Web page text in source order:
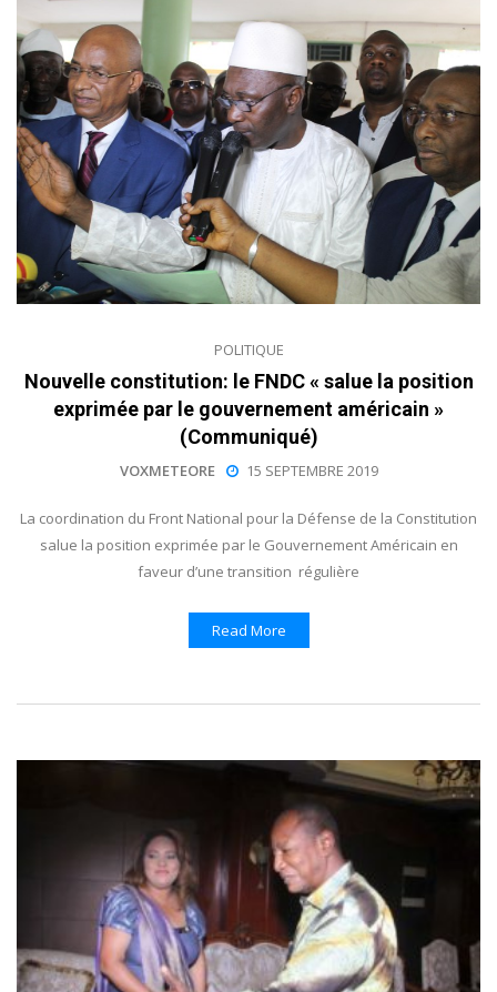
POLITIQUE
Nouvelle constitution: le FNDC « salue la position
exprimée par le gouvernement américain »
(Communiqué)
VOXMETEORE 15 SEPTEMBRE 2019
La coordination du Front National pour la Défense de la Constitution
salue la position exprimée par le Gouvernement Américain en
faveur d’une transition régulière
Read More